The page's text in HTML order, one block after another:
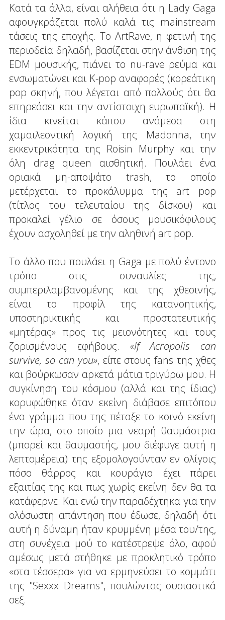
Κατά τα άλλα, είναι αλήθεια ότι η Lady Gaga
αφουγκράζεται πολύ καλά τις mainstream
τάσεις της εποχής. Το ArtRave, η φετινή της
περιοδεία δηλαδή, βασίζεται στην άνθιση της
EDM μουσικής, πιάνει το nu-rave ρεύμα και
ενσωματώνει και K-pop αναφορές (κορεάτικη
pop σκηνή, που λέγεται από πολλούς ότι θα
επηρεάσει και την αντίστοιχη ευρωπαϊκή). Η
ίδια κινείται κάπου ανάμεσα στη
χαμαιλεοντική λογική της Madonna, την
εκκεντρικότητα της Roisin Murphy και την
όλη drag queen αισθητική. Πουλάει ένα
οριακά μη-αποψάτο trash, το οποίο
μετέρχεται το προκάλυμμα της art pop
(τίτλος του τελευταίου της δίσκου) και
προκαλεί γέλιο σε όσους μουσικόφιλους
έχουν ασχοληθεί με την αληθινή art pop.
Το άλλο που πουλάει η Gaga με πολύ έντονο
τρόπο στις συναυλίες της,
συμπεριλαμβανομένης και της χθεσινής,
είναι το προφίλ της κατανοητικής,
υποστηρικτικής και προστατευτικής
«μητέρας» προς τις μειονότητες και τους
ζορισμένους εφήβους. «If Acropolis can
survive, so can you», είπε στους fans της χθες
και βούρκωσαν αρκετά μάτια τριγύρω μου. Η
συγκίνηση του κόσμου (αλλά και της ίδιας)
κορυφώθηκε όταν εκείνη διάβασε επιτόπου
ένα γράμμα που της πέταξε το κοινό εκείνη
την ώρα, στο οποίο μια νεαρή θαυμάστρια
(μπορεί και θαυμαστής, μου διέφυγε αυτή η
λεπτομέρεια) της εξομολογούνταν εν ολίγοις
πόσο θάρρος και κουράγιο έχει πάρει
εξαιτίας της και πως χωρίς εκείνη δεν θα τα
κατάφερνε. Και ενώ την παραδέχτηκα για την
ολόσωστη απάντηση που έδωσε, δηλαδή ότι
αυτή η δύναμη ήταν κρυμμένη μέσα του/της,
στη συνέχεια μού το κατέστρεψε όλο, αφού
αμέσως μετά στήθηκε με προκλητικό τρόπο
«στα τέσσερα» για να ερμηνεύσει το κομμάτι
της "Sexxx Dreams", πουλώντας ουσιαστικά
σεξ.